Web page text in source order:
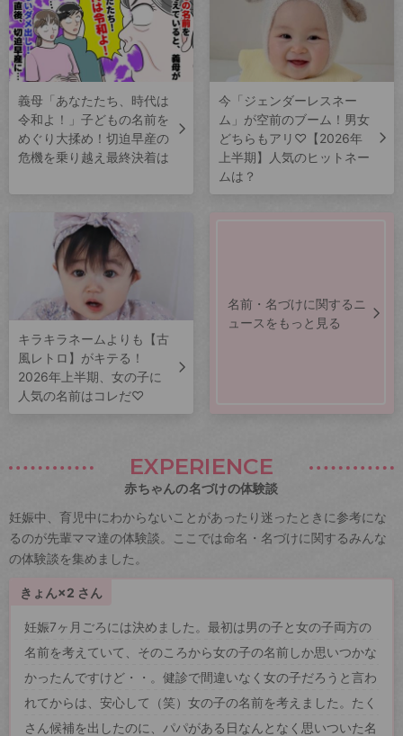
義母「あなたたち、時代は
令和よ！」子どもの名前を
めぐり大揉め！切迫早産の
危機を乗り越え最終決着は
今「ジェンダーレスネー
ム」が空前のブーム！男女
どちらもアリ♡【2026年
上半期】人気のヒットネー
ムは？
キラキラネームよりも【古
風レトロ】がキテる！
2026年上半期、女の子に
人気の名前はコレだ♡
名前・名づけに関するニ
ュースをもっと見る
EXPERIENCE
赤ちゃんの名づけの体験談
妊娠中、育児中にわからないことがあったり迷ったときに参考にな
るのが先輩ママ達の体験談。ここでは命名・名づけに関するみんな
の体験談を集めました。
きょん×2 さん
妊娠7ヶ月ごろには決めました。最初は男の子と女の子両方の
名前を考えていて、そのころから女の子の名前しか思いつかな
かったんですけど・・。健診で間違いなく女の子だろうと言わ
れてからは、安心して（笑）女の子の名前を考えました。たく
さん候補を出したのに、パパがある日なんとなく思いついた名